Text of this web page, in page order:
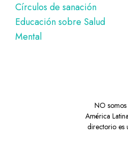
Círculos de sanación
Educación sobre Salud
Mental
NO somos
América
directorio es